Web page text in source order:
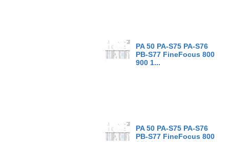
PA 50 PA-S75 PA-S76
PB-S77 FineFocus 800
900 1...
PA 50 PA-S75 PA-S76
PB-S77 FineFocus 800